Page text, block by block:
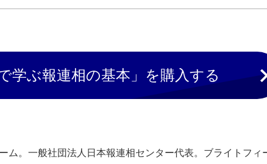
学ぶ報連相の基本」を購入する
ム。一般社団法人日本報連相センター代表。ブライトフィ